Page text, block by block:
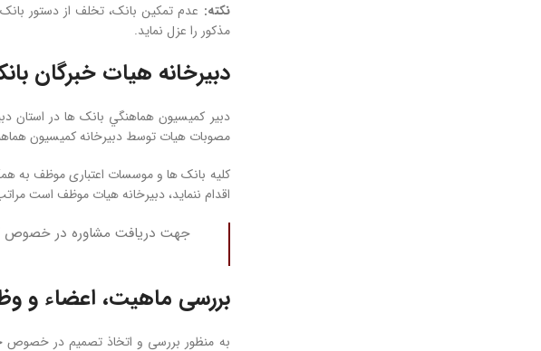
نکته: عدم تمكين بانک، تخلف از دستور
مذكور را عزل نمايد.
دبیرخانه هیات خبرگان
دبير كميسيون هماهنگي بانک ­ها در استان
مصوبات هيات توسط دبيرخانه كميسيون
كليه بانک ­ها و موسسات اعتباری موظف به
اقدام ننمايد،‌ دبيرخانه هيات موظف است مراتب را ظرف مدت 1 هفته جهت طرح موضوع در هيات انتظامی بانک ­ها
جهت دریافت مشاوره در خصوص
بررسی ماهیت، اعضاء و
به منظور بررسی و اتخاذ تصمیم در خصوص